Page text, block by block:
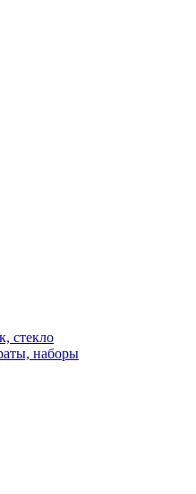
стекло
наборы